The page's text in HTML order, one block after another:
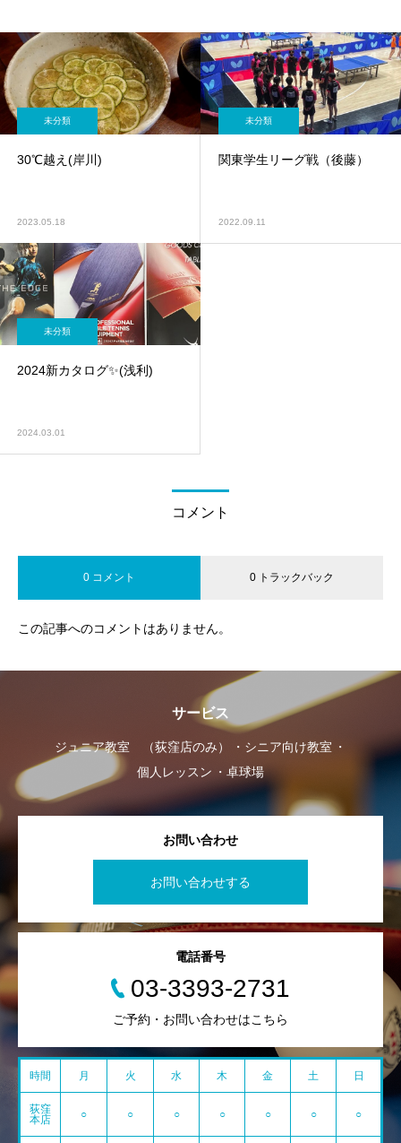
未分類
30℃越え(岸川)
2023.05.18
未分類
関東学生リーグ戦（後藤）
2022.09.11
未分類
2024新カタログ✨️(浅利)
2024.03.01
コメント
0 コメント 0 トラックバック
この記事へのコメントはありません。
サービス
ジュニア教室 （荻窪店のみ）
シニア向け教室
個人レッスン
卓球場
お問い合わせ
お問い合わせする
電話番号
03-3393-2731
ご予約・お問い合わせはこちら
時間 月 火 水 木 金 土 日
荻窪
本店
○ ○ ○ ○ ○ ○ ○